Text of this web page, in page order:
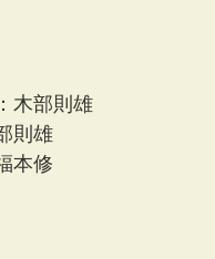
木部則雄
則雄
本修